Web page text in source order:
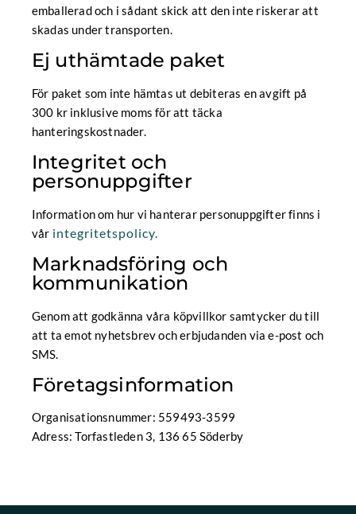
emballerad och i sådant skick att den inte riskerar att
skadas under transporten.
Ej uthämtade paket
För paket som inte hämtas ut debiteras en avgift på
300 kr inklusive moms för att täcka
hanteringskostnader.
Integritet och
personuppgifter
Information om hur vi hanterar personuppgifter finns i
vår integritetspolicy.
Marknadsföring och
kommunikation
Genom att godkänna våra köpvillkor samtycker du till
att ta emot nyhetsbrev och erbjudanden via e-post och
SMS.
Företagsinformation
Organisationsnummer: 559493-3599
Adress: Torfastleden 3, 136 65 Söderby